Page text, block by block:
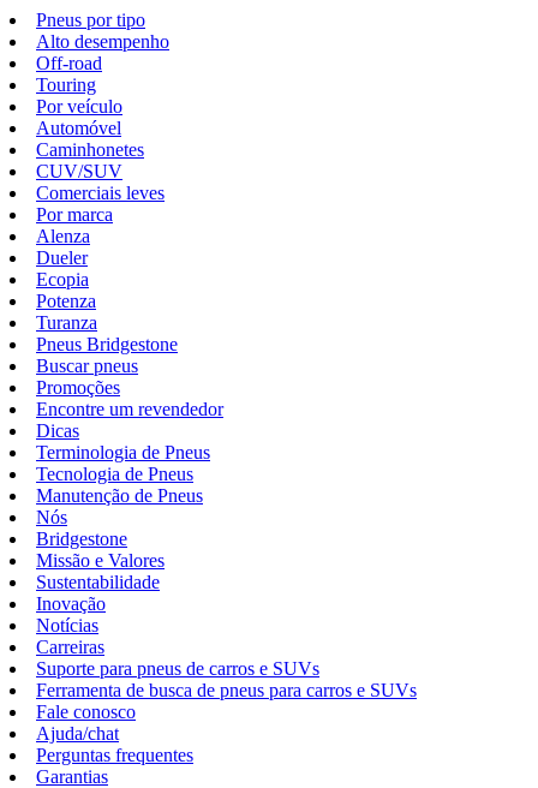
Pneus por tipo
Alto desempenho
Off-road
Touring
Por veículo
Automóvel
Caminhonetes
CUV/SUV
Comerciais leves
Por marca
Alenza
Dueler
Ecopia
Potenza
Turanza
Pneus Bridgestone
Buscar pneus
Promoções
Encontre um revendedor
Dicas
Terminologia de Pneus
Tecnologia de Pneus
Manutenção de Pneus
Nós
Bridgestone
Missão e Valores
Sustentabilidade
Inovação
Notícias
Carreiras
Suporte para pneus de carros e SUVs
Ferramenta de busca de pneus para carros e SUVs
Fale conosco
Ajuda/chat
Perguntas frequentes
Garantias